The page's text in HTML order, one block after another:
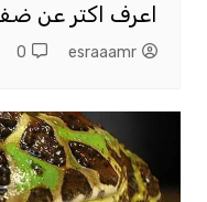
اعرف اكتر عن
esraaamr
0